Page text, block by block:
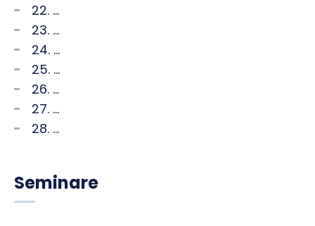
22. ...
23. ...
24. ...
25. ...
26. ...
27. ...
28. ...
Seminare